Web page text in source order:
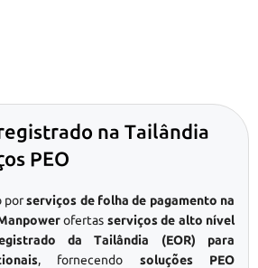
na Tailândia
PEO
porserviços de folha de pagamento na
ofertas serviços de alto nível
da Tailândia (EOR) para
, fornecendo soluções PEO